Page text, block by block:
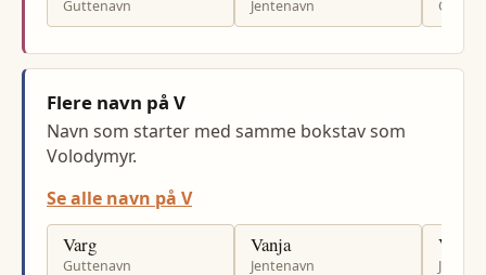
Guttenavn Jentenavn
Flere navn på V
Navn som starter med samme bokstav som
Volodymyr.
Se alle navn på V
Varg
Guttenavn
Vanja
Jentenavn